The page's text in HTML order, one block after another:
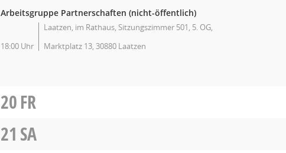
Arbeitsgruppe Partnerschaften (nicht-öffentlich)
18:00 Uhr
Laatzen, im Rathaus, Sitzungszimmer 501, 5. OG,
Marktplatz 13, 30880 Laatzen
20FR
21 SA